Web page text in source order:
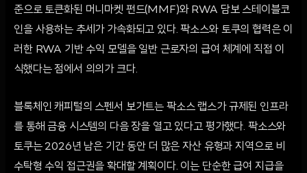
준으로 토큰화된 머니마켓 펀드(MMF)와 RWA 담보 스테이블코
인을 사용하는 추세가 가속화되고 있다. 팍소스와 토쿠의 협력은 이
러한 RWA 기반 수익 모델을 일반 근로자의 급여 체계에 직접 이
식했다는 점에서 의의가 크다.
블록체인 캐피털의 스펜서 보가트는 팍소스 랩스가 규제된 인프라
를 통해 금융 시스템의 다음 장을 열고 있다고 평가했다. 팍소스와
토쿠는 2026년 남은 기간 동안 더 많은 자산 유형과 지역으로 비
수탁형 수익 접근권을 확대할 계획이다. 이는 단순한 급여 지급을